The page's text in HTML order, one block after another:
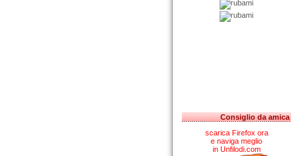
Consiglio da amica
scarica Firefox ora
e naviga meglio
in Unfilodi.com